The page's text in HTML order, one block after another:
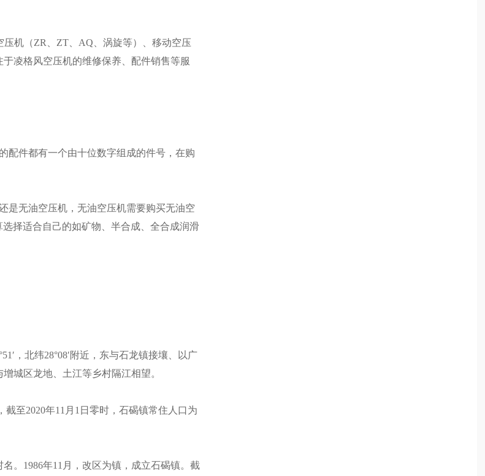
机（ZR、ZT、AQ、涡旋等）、移动空压
凌格风空压机的维修保养、配件销售等服
配件都有一个由十位数字组成的件号，在购
是无油空压机，无油空压机需要购买无油空
择适合自己的如矿物、半合成、全合成润滑
，北纬28°08′附近，东与石龙镇接壤、以广
城区龙地、土江等乡村隔江相望。
至2020年11月1日零时，石碣镇常住人口为
。1986年11月，改区为镇，成立石碣镇。截